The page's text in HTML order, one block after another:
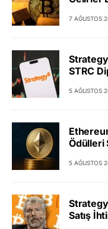
7 AĞUSTOS
STRC
5 AĞUSTOS
Ödülleri
5 AĞUSTOS
Satış